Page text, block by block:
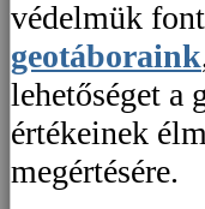
védelmük
geotáboraink
lehetőséget a
értékeinek
megértésére.